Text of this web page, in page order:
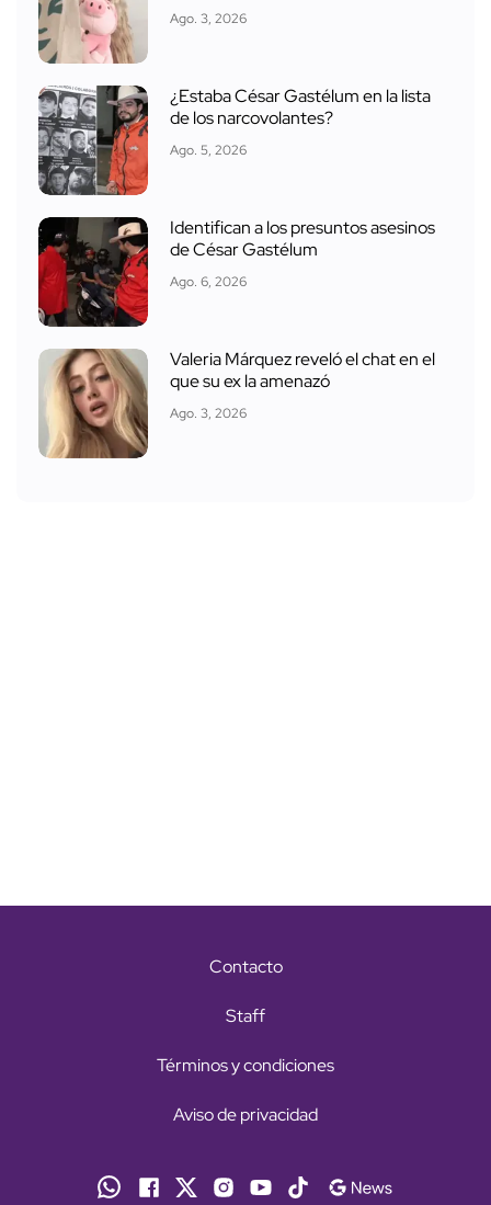
Ago. 3, 2026
¿Estaba César Gastélum en la lista
de los narcovolantes?
Ago. 5, 2026
Identifican a los presuntos asesinos
de César Gastélum
Ago. 6, 2026
Valeria Márquez reveló el chat en el
que su ex la amenazó
Ago. 3, 2026
Contacto
Staff
Términos y condiciones
Aviso de privacidad